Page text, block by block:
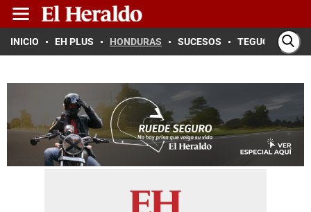
INICIO EH PLUS HONDURAS SUCESOS TEGUCIGALPA